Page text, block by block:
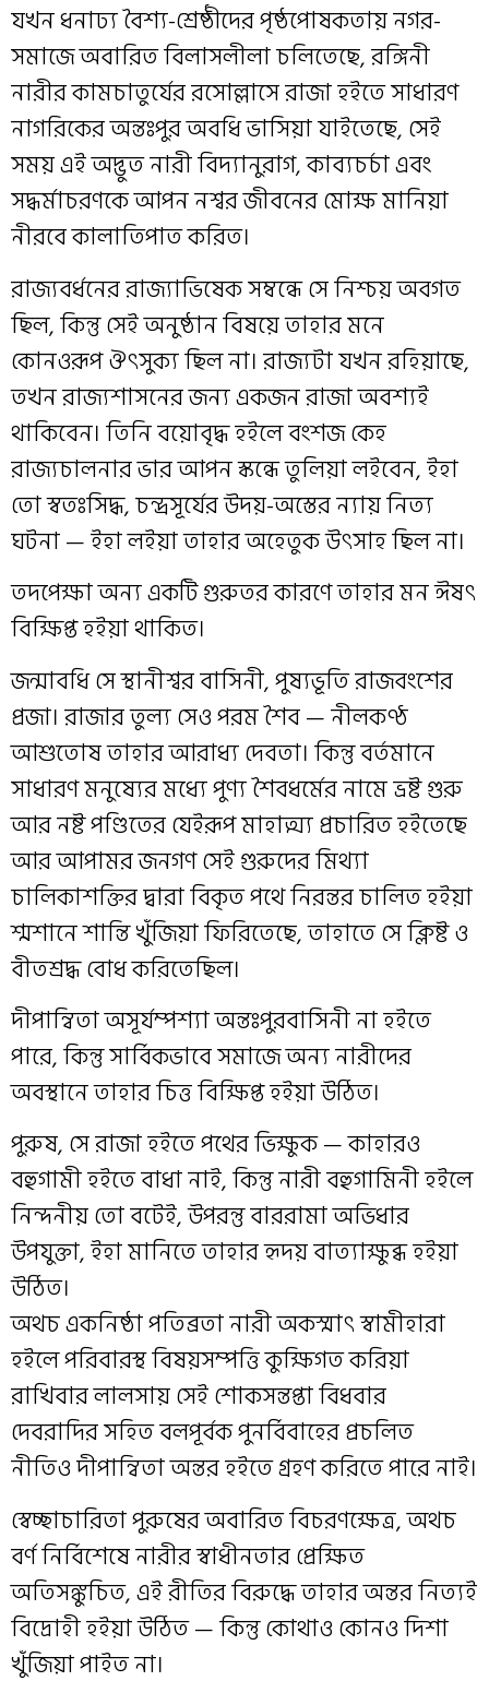
যখন ধনাঢ্য বৈশ্য-শ্রেষ্ঠীদের পৃষ্ঠপোষকতায় নগর-
সমাজে অবারিত বিলাসলীলা চলিতেছে, রঙ্গিনী
নারীর কামচাতুর্যের রসোল্লাসে রাজা হইতে সাধারণ
নাগরিকের অন্তঃপুর অবধি ভাসিয়া যাইতেছে, সেই
সময় এই অদ্ভুত নারী বিদ্যানুরাগ, কাব্যচর্চা এবং
সদ্ধর্মাচরণকে আপন নশ্বর জীবনের মোক্ষ মানিয়া
নীরবে কালাতিপাত করিত।
রাজ্যবর্ধনের রাজ্যাভিষেক সম্বন্ধে সে নিশ্চয় অবগত
ছিল, কিন্তু সেই অনুষ্ঠান বিষয়ে তাহার মনে
কোনওরূপ ঔৎসুক্য ছিল না। রাজ্যটা যখন রহিয়াছে,
তখন রাজ্যশাসনের জন্য একজন রাজা অবশ্যই
থাকিবেন। তিনি বয়োবৃদ্ধ হইলে বংশজ কেহ
রাজ্যচালনার ভার আপন স্কন্ধে তুলিয়া লইবেন, ইহা
তো স্বতঃসিদ্ধ, চন্দ্রসূর্যের উদয়-অস্তের ন্যায় নিত্য
ঘটনা — ইহা লইয়া তাহার অহেতুক উৎসাহ ছিল না।
তদপেক্ষা অন্য একটি গুরুতর কারণে তাহার মন ঈষৎ
বিক্ষিপ্ত হইয়া থাকিত।
জন্মাবধি সে স্থানীশ্বর বাসিনী, পুষ্যভূতি রাজবংশের
প্রজা। রাজার তুল্য সেও পরম শৈব — নীলকণ্ঠ
আশুতোষ তাহার আরাধ্য দেবতা। কিন্তু বর্তমানে
সাধারণ মনুষ্যের মধ্যে পুণ্য শৈবধর্মের নামে ভ্রষ্ট গুরু
আর নষ্ট পণ্ডিতের যেইরূপ মাহাত্ম্য প্রচারিত হইতেছে
আর আপামর জনগণ সেই গুরুদের মিথ্যা
চালিকাশক্তির দ্বারা বিকৃত পথে নিরন্তর চালিত হইয়া
শ্মশানে শান্তি খুঁজিয়া ফিরিতেছে, তাহাতে সে ক্লিষ্ট ও
বীতশ্রদ্ধ বোধ করিতেছিল।
দীপান্বিতা অসূর্যম্পশ্যা অন্তঃপুরবাসিনী না হইতে
পারে, কিন্তু সার্বিকভাবে সমাজে অন্য নারীদের
অবস্থানে তাহার চিত্ত বিক্ষিপ্ত হইয়া উঠিত।
পুরুষ, সে রাজা হইতে পথের ভিক্ষুক — কাহারও
বহুগামী হইতে বাধা নাই, কিন্তু নারী বহুগামিনী হইলে
নিন্দনীয় তো বটেই, উপরন্তু বাররামা অভিধার
উপযুক্তা, ইহা মানিতে তাহার হৃদয় বাত্যাক্ষুব্ধ হইয়া
উঠিত।
অথচ একনিষ্ঠা পতিব্রতা নারী অকস্মাৎ স্বামীহারা
হইলে পরিবারস্থ বিষয়সম্পত্তি কুক্ষিগত করিয়া
রাখিবার লালসায় সেই শোকসন্তপ্তা বিধবার
দেবরাদির সহিত বলপূর্বক পুনর্বিবাহের প্রচলিত
নীতিও দীপান্বিতা অন্তর হইতে গ্রহণ করিতে পারে নাই।
স্বেচ্ছাচারিতা পুরুষের অবারিত বিচরণক্ষেত্র, অথচ
বর্ণ নির্বিশেষে নারীর স্বাধীনতার প্রেক্ষিত
অতিসঙ্কুচিত, এই রীতির বিরুদ্ধে তাহার অন্তর নিত্যই
বিদ্রোহী হইয়া উঠিত — কিন্তু কোথাও কোনও দিশা
খুঁজিয়া পাইত না।